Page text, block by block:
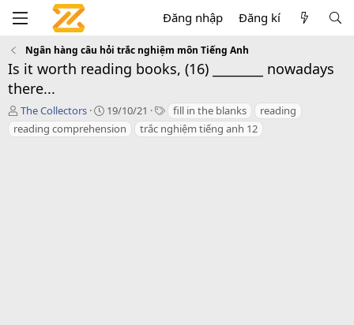
Đăng nhập Đăng kí
Ngân hàng câu hỏi trắc nghiệm môn Tiếng Anh
Is it worth reading books, (16) ________ nowadays
there...
T
á
c
The Collectors
C
r
e
19/10/21
T
a
g
fill in the blanks
reading
reading comprehension
trắc nghiệm tiếng anh 12